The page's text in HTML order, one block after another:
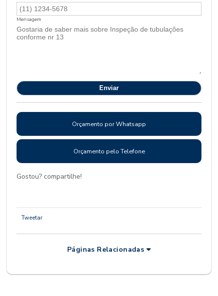
Mensagem
Orçamento por Whatsapp
Orçamento pelo Telefone
Gostou? compartilhe!
Tweetar
Páginas Relacionadas